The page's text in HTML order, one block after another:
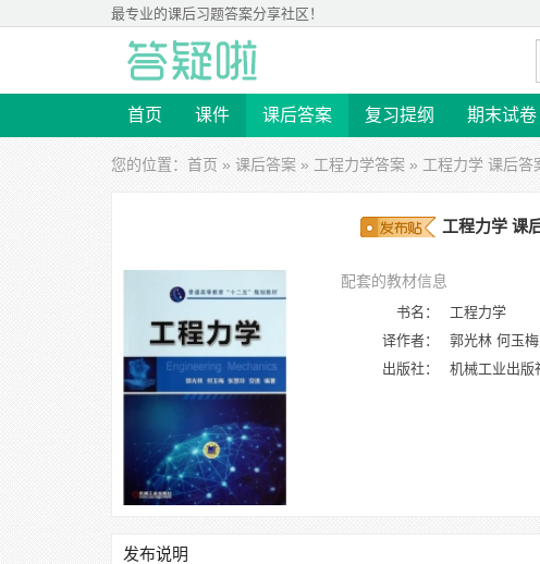
最专业的课后习题答案分享社区！
首页 课件 课后答案 复习提纲 期末试卷
您的位置： 首页 » 课后答案 » 工程力学答案 » 工程力学 课后答
工程力学 课
配套的教材信息
书名：
工程力学
译作者：
郭光林 何玉
出版社：
机械工业出版
发布说明